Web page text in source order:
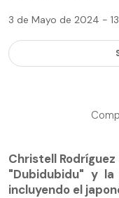
3 de Mayo de 2024 -
Christell
"Dubidubidu" y
incluyendo el